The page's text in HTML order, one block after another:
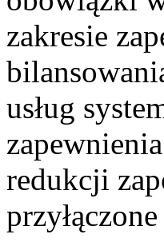
zakresie
usług
redukcji